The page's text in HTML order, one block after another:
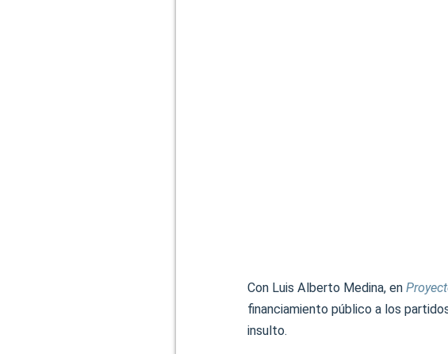
Con Luis Alberto Medina, en
financiamiento público a los
insulto.